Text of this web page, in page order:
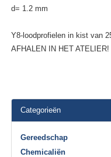
d= 1.2 mm
Y8-loodprofielen in kist van
AFHALEN IN HET ATELIER!
Categorieën
Gereedschap
Chemicaliën